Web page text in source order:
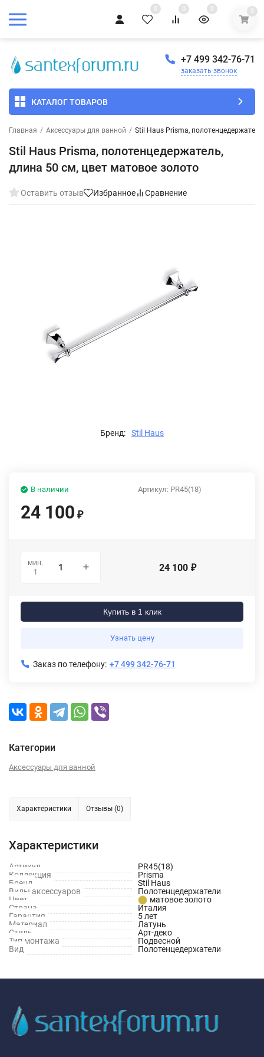
0 0 0 0
+7 499 342-76-71
заказать звонок
КАТАЛОГ ТОВАРОВ
Главная / Аксессуары для ванной / Stil Haus Prisma,
Stil Haus Prisma, полотенцедержатель,
длина 50 см, цвет матовое золото
Оставить отзыв Избранное Сравнение
Бренд: Stil Haus
Артикул: PR45(18)
В наличии
24 100 ₽
мин.
1
24 100 ₽
Купить в 1 клик
Узнать цену
Заказ по телефону: +7 499 342-76-71
Категории
Аксессуары для ванной
Характеристики Отзывы (0)
Характеристики
Артикул
PR45(18)
Коллекция
Prisma
Бренд
Stil Haus
Виды аксессуаров
Полотенцедержатели
Цвет
матовое золото
Страна
Италия
Гарантия
5 лет
Материал
Латунь
Стиль
Арт-деко
Тип монтажа
Подвесной
Вид
Полотенцедержатели